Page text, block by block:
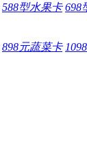
588型水果卡 698
898元蔬菜卡